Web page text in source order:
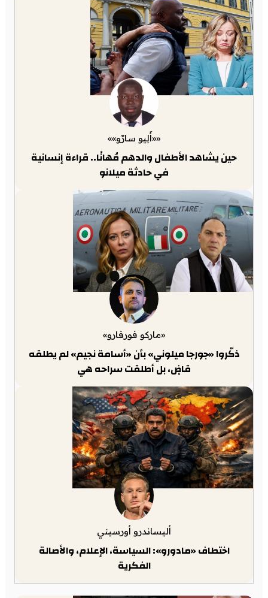
««أَلِيو سارّو»»
حين يشاهد الأطفال والدهم مُهانًا.. قراءة إنسانية
في حادثة ميلانو
«ماركو فورفارو»
ذكّروا «جورجا ميلوني» بأن «أسامة نجيم» لم يطلقه
قاضٍ، بل أطلقت سراحه هي
أليساندرو أورسيني
اختطاف «مادورو»: السياسة، الإعلام، والأصالة
الفكرية